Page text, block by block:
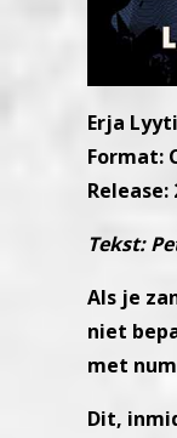
Erja
Format:
Release:
Tekst:
Als je
niet
met
Dit,